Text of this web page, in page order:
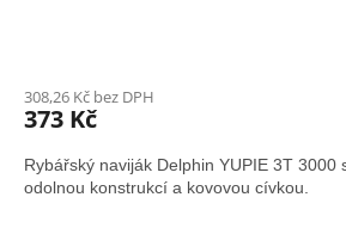
308,26 Kč bez DPH
373 Kč
Rybářský naviják Delphin YUPIE 3T 3000
odolnou konstrukcí a kovovou cívkou.